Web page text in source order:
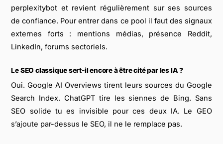
perplexitybot et revient régulièrement sur ses sources
de confiance. Pour entrer dans ce pool il faut des signaux
externes forts : mentions médias, présence Reddit,
LinkedIn, forums sectoriels.
Le SEO classique sert-il encore à être cité par les IA ?
Oui. Google AI Overviews tirent leurs sources du Google
Search Index. ChatGPT tire les siennes de Bing. Sans
SEO solide tu es invisible pour ces deux IA. Le GEO
s’ajoute par-dessus le SEO, il ne le remplace pas.